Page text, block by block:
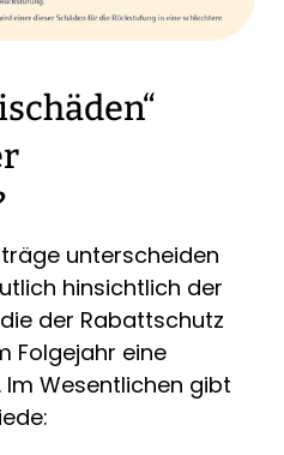
unterscheiden
hinsichtlich der
der Rabattschutz
Folgejahr eine
Wesentlichen gibt